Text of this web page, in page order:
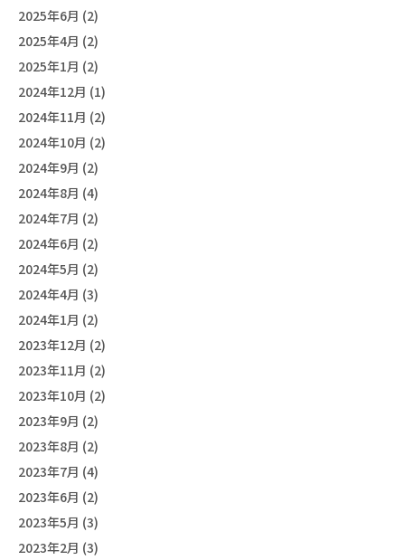
2025年6月 (2)
2025年4月 (2)
2025年1月 (2)
2024年12月 (1)
2024年11月 (2)
2024年10月 (2)
2024年9月 (2)
2024年8月 (4)
2024年7月 (2)
2024年6月 (2)
2024年5月 (2)
2024年4月 (3)
2024年1月 (2)
2023年12月 (2)
2023年11月 (2)
2023年10月 (2)
2023年9月 (2)
2023年8月 (2)
2023年7月 (4)
2023年6月 (2)
2023年5月 (3)
2023年2月 (3)